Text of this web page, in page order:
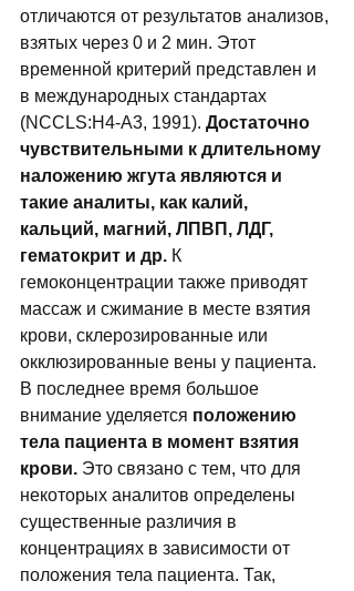
отличаются от результатов анализов,
взятых через 0 и 2 мин. Этот
временной критерий представлен и
в международных стандартах
(NCCLS:H4-A3, 1991). Достаточно
чувствительными к длительному
наложению жгута являются и
такие аналиты, как калий,
кальций, магний, ЛПВП, ЛДГ,
гематокрит и др. К
гемоконцентрации также приводят
массаж и сжимание в месте взятия
крови, склерозированные или
окклюзированные вены у пациента.
В последнее время большое
внимание уделяется положению
тела пациента в момент взятия
крови. Это связано с тем, что для
некоторых аналитов определены
существенные различия в
концентрациях в зависимости от
положения тела пациента. Так,